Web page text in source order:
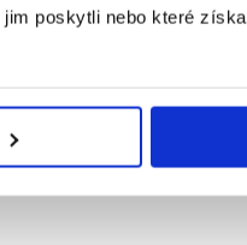
poskytli nebo které